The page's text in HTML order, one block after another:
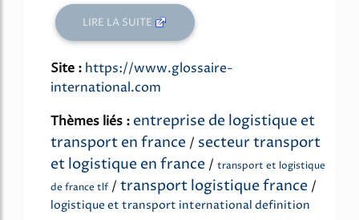
LIRE LA SUITE
Site : https://www.glossaire-
international.com
Thèmes liés : entreprise de logistique et
transport en france / secteur transport
et logistique en france / transport et logistique
de france tlf/ transport logistique france /
logistique et transport international definition